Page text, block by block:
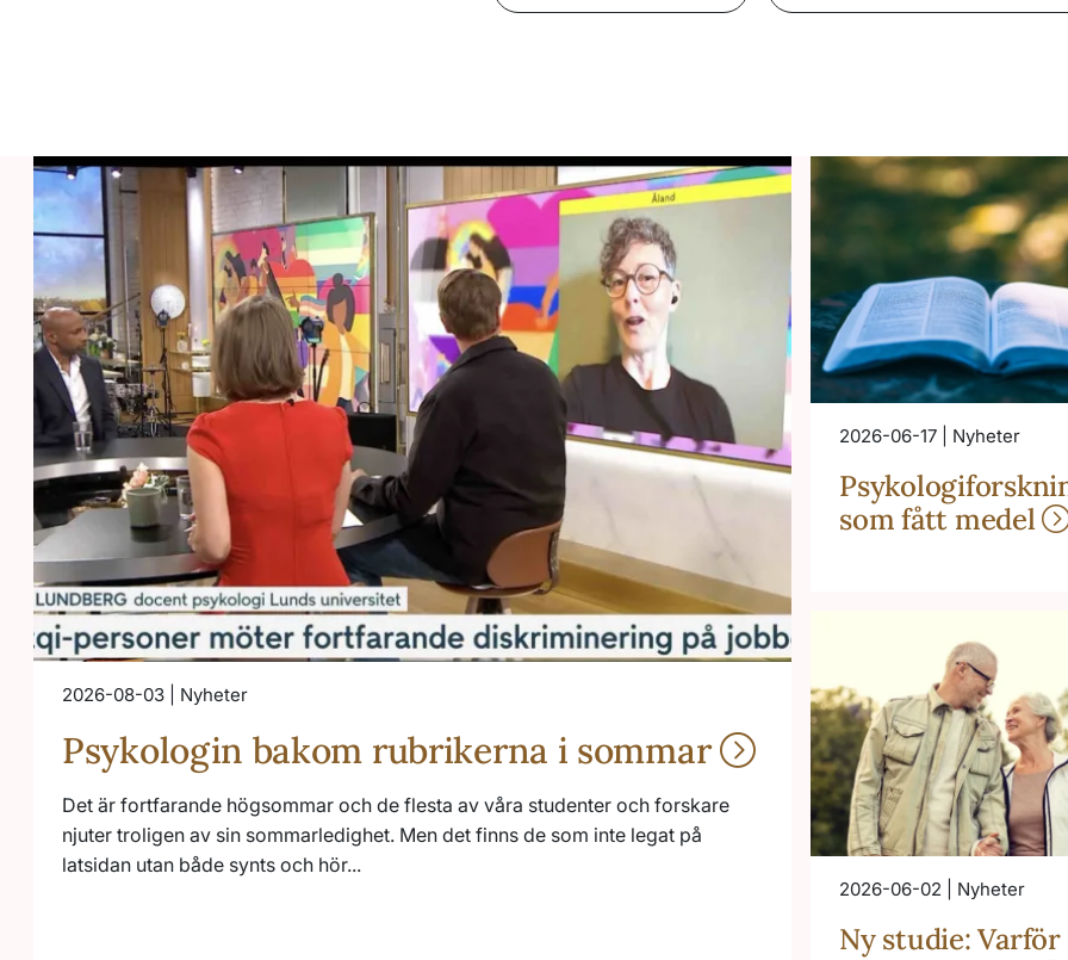
2026-08-03 | Nyheter
Psykologin bakom rubrikerna i sommar
Det är fortfarande högsommar och de flesta av våra studenter och forskare
njuter troligen av sin sommarledighet. Men det finns de som inte legat på
latsidan utan både synts och hör...
2026-06-17 | Nyheter
som fått medel
2026-06-02 | Nyheter
Ny studie: